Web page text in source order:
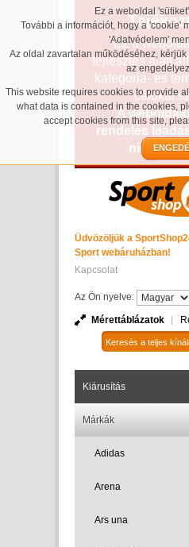
Ez a weboldal
További a információt, hogy a 'cookie'
'Adatvédelem'
Az oldal zavartalan működéséhez,
az
This website requires cookies to provide
what data is contained in the cookies,
accept cookies from this site,
Ez a
fejlesztés alatt
kategória- és
célokat
A
rendelés
nincs
Üdvözöljük a
Sport webáruházban!
Kapcsolat
Az Ön nyelve:
Mérettáblázatok
Kiárusítás
Márkák
Adidas
Arena
Ars una